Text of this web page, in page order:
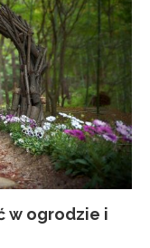
w ogrodzie i